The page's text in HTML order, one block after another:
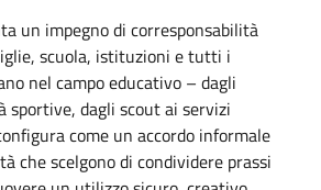
un impegno di corresponsabilità
scuola, istituzioni e tutti i
nel campo educativo – dagli
sportive, dagli scout ai servizi
come un accordo informale
che scelgono di condividere prassi